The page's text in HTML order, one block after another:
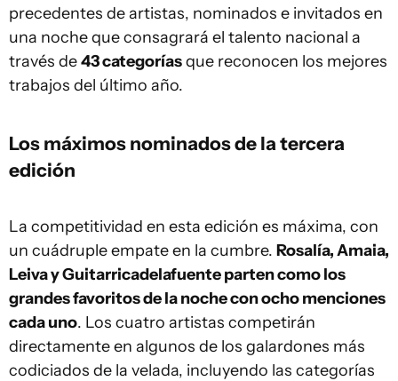
precedentes de artistas, nominados e invitados en
una noche que consagrará el talento nacional a
través de43 categoríasque reconocen los mejores
trabajos del último año.
Los máximos nominados de la tercera
edición
La competitividad en esta edición es máxima, con
un cuádruple empate en la cumbre. Rosalía, Amaia,
Leiva y Guitarricadelafuente parten como los
grandes favoritos de la noche con ocho menciones
cada uno. Los cuatro artistas competirán
directamente en algunos de los galardones más
codiciados de la velada, incluyendo las categorías